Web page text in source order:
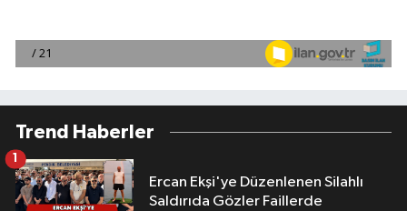
Trend Haberler
Ercan Ekşi'ye Düzenlenen Silahlı
Saldırıda Gözler Faillerde
1